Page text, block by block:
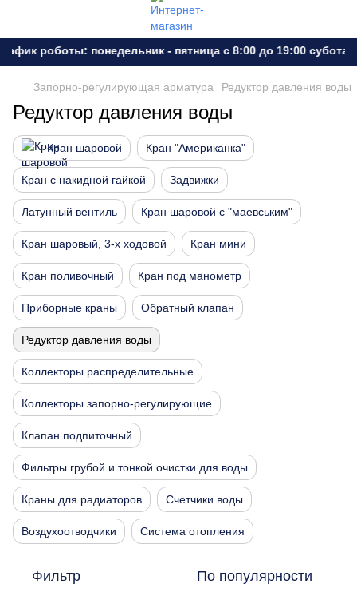
роботы: понедельник - пятница с 8:00 до 19:00 субота -
Запорно-регулирующая арматура Редуктор давления воды
Редуктор давления воды
Кран шаровой Кран "Американка"
Кран с накидной гайкой Задвижки
Латунный вентиль Кран шаровой с "маевським"
Кран шаровый, 3-х ходовой Кран мини
Кран поливочный Кран под манометр
Приборные краны Обратный клапан
Редуктор давления воды
Коллекторы распределительные
Коллекторы запорно-регулирующие
Клапан подпиточный
Фильтры грубой и тонкой очистки для воды
Краны для радиаторов Счетчики воды
Воздухоотводчики Система отопления
Фильтр По популярности